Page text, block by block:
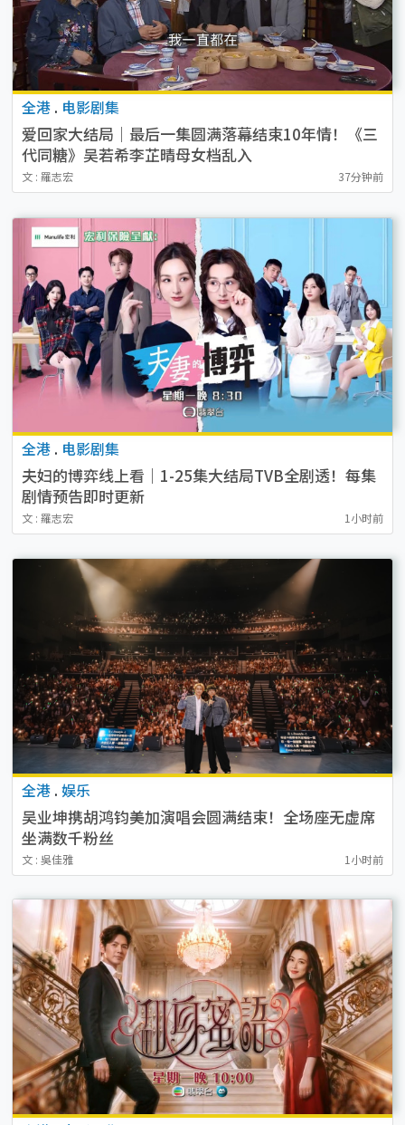
全港 . 电影剧集
爱回家大结局｜最后一集圆满落幕结束10年情！《三
代同糖》吴若希李芷晴母女档乱入
文 : 羅志宏 37分钟前
全港 . 电影剧集
夫妇的博弈线上看｜1-25集大结局TVB全剧透！每集
剧情预告即时更新
文 : 羅志宏 1小时前
全港 . 娱乐
吴业坤携胡鸿钧美加演唱会圆满结束！全场座无虚席
坐满数千粉丝
文 : 吳佳雅 1小时前